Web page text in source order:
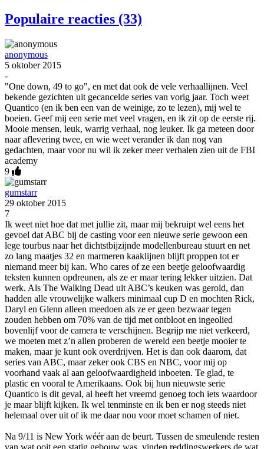
Populaire reacties (33)
anonymous
5 oktober 2015
-
"One down, 49 to go", en met dat ook de vele verhaallijnen. Veel
bekende gezichten uit gecancelde series van vorig jaar. Toch weet
Quantico (en ik ben een van de weinige, zo te lezen), mij wel te
boeien. Geef mij een serie met veel vragen, en ik zit op de eerste rij.
Mooie mensen, leuk, warrig verhaal, nog leuker. Ik ga meteen door
naar aflevering twee, en wie weet verander ik dan nog van
gedachten, maar voor nu wil ik zeker meer verhalen zien uit de FBI
academy
9
gumstarr
29 oktober 2015
7
Ik weet niet hoe dat met jullie zit, maar mij bekruipt wel eens het
gevoel dat ABC bij de casting voor een nieuwe serie gewoon een
lege tourbus naar het dichtstbijzijnde modellenbureau stuurt en net
zo lang maatjes 32 en marmeren kaaklijnen blijft proppen tot er
niemand meer bij kan. Who cares of ze een beetje geloofwaardig
teksten kunnen opdreunen, als ze er maar tering lekker uitzien. Dat
werk. Als The Walking Dead uit ABC’s keuken was gerold, dan
hadden alle vrouwelijke walkers minimaal cup D en mochten Rick,
Daryl en Glenn alleen meedoen als ze er geen bezwaar tegen
zouden hebben om 70% van de tijd met ontbloot en ingeolied
bovenlijf voor de camera te verschijnen. Begrijp me niet verkeerd,
we moeten met z’n allen proberen de wereld een beetje mooier te
maken, maar je kunt ook overdrijven. Het is dan ook daarom, dat
series van ABC, maar zeker ook CBS en NBC, voor mij op
voorhand vaak al aan geloofwaardigheid inboeten. Te glad, te
plastic en vooral te Amerikaans. Ook bij hun nieuwste serie
Quantico is dit geval, al heeft het vreemd genoeg toch iets waardoor
je maar blijft kijken. Ik wel tenminste en ik ben er nog steeds niet
helemaal over uit of ik me daar nou voor moet schamen of niet.
Na 9/11 is New York wéér aan de beurt. Tussen de smeulende resten